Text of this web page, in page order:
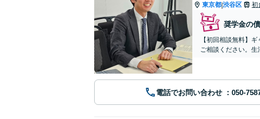
東京都|渋谷区 初
奨学金の
【初回相談無料】
ご相談ください。生
電話でお問い合わせ